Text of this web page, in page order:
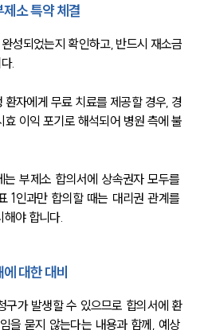
소 특약 체결
성되었는지 확인하고, 반드시 재소금
.
자에게 무료 치료를 제공할 경우, 경
이익 포기로 해석되어 병원 측에 불
부제소 합의서에 상속권자 모두를
1인과만 합의할 때는 대리권 관계를
야 합니다.
대한 대비
구가 발생할 수 있으므로 합의서에 환
을 묻지 않는다는 내용과 함께, 예상